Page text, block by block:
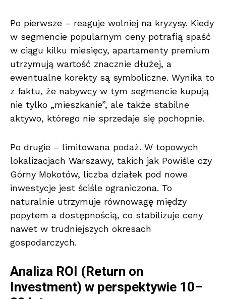
Po pierwsze – reaguje wolniej na kryzysy. Kiedy
w segmencie popularnym ceny potrafią spaść
w ciągu kilku miesięcy, apartamenty premium
utrzymują wartość znacznie dłużej, a
ewentualne korekty są symboliczne. Wynika to
z faktu, że nabywcy w tym segmencie kupują
nie tylko „mieszkanie”, ale także stabilne
aktywo, którego nie sprzedaje się pochopnie.
Po drugie – limitowana podaż. W topowych
lokalizacjach Warszawy, takich jak Powiśle czy
Górny Mokotów, liczba działek pod nowe
inwestycje jest ściśle ograniczona. To
naturalnie utrzymuje równowagę między
popytem a dostępnością, co stabilizuje ceny
nawet w trudniejszych okresach
gospodarczych.
Analiza ROI (Return on
Investment) w perspektywie 10–